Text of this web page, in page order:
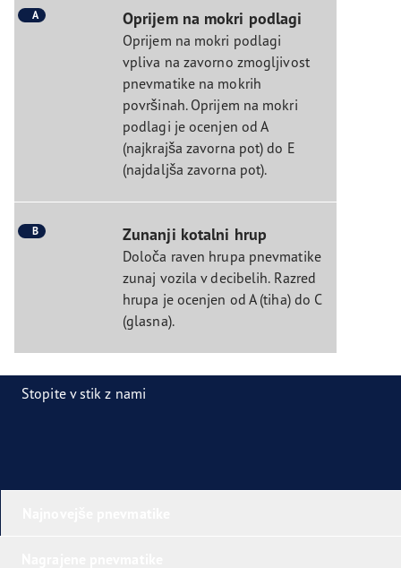
A Oprijem na mokri podlagi
Oprijem na mokri podlagi
vpliva na zavorno zmogljivost
pnevmatike na mokrih
površinah. Oprijem na mokri
podlagi je ocenjen od A
(najkrajša zavorna pot) do E
(najdaljša zavorna pot).
B Zunanji kotalni hrup
Določa raven hrupa pnevmatike
zunaj vozila v decibelih. Razred
hrupa je ocenjen od A (tiha) do C
(glasna).
Stopite v stik z nami